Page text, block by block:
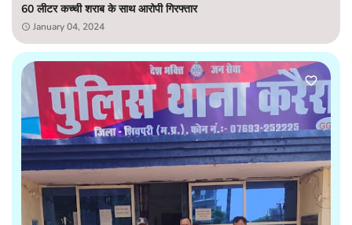
60 लीटर कच्ची शराब के साथ आरोपी गिरफ्तार
January 04, 2024